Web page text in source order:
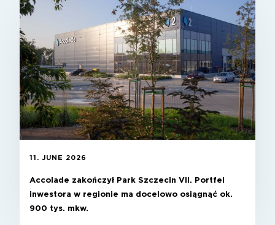
11. JUNE 2026
Accolade zakończył Park Szczecin VII. Portfel
inwestora w regionie ma docelowo osiągnąć ok.
900 tys. mkw.